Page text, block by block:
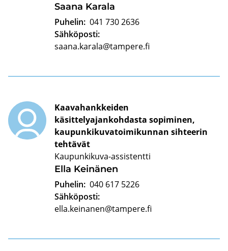
Saana Ka­ra­la
Puhelin: 041 730 2636
Sähköposti:
saana.karala@tampere.fi
Ella Kei­nä­nen
Kaavahankkeiden
käsittelyajankohdasta sopiminen,
kaupunkikuvatoimikunnan sihteerin
tehtävät
Kaupunkikuva-assistentti
Puhelin: 040 617 5226
Sähköposti:
ella.keinanen@tampere.fi